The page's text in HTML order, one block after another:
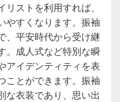
ストを利用すれば、
やすくなります。振袖
、平安時代から受け継
。成人式など特別な瞬
アイデンティティを表
ことができます。振袖
な衣装であり、思い出